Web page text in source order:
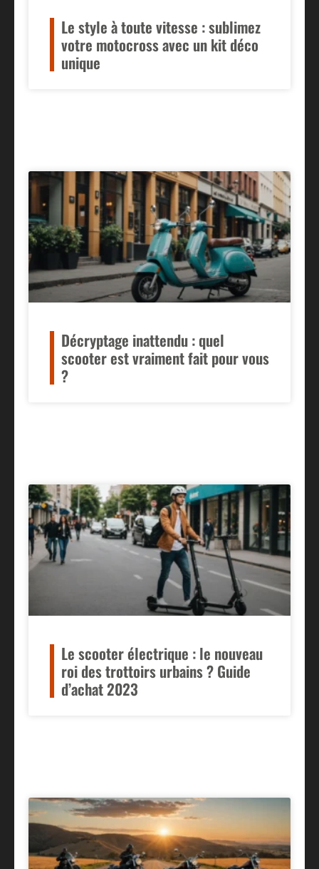
Le style à toute vitesse : sublimez
votre motocross avec un kit déco
unique
Décryptage inattendu : quel
scooter est vraiment fait pour vous
?
Le scooter électrique : le nouveau
roi des trottoirs urbains ? Guide
d’achat 2023